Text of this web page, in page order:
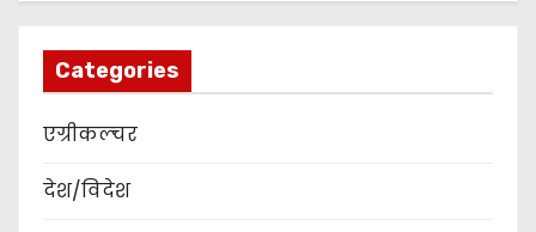
Categories
एग्रीकल्चर
देश/विदेश